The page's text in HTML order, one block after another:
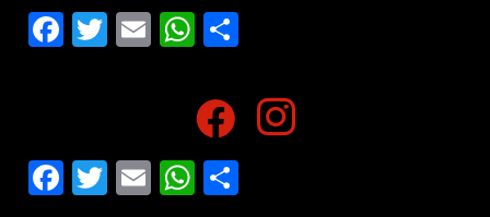
Facebook
Twitter
EmailWhatsApp
Facebook
Twitter
EmailWhatsApp